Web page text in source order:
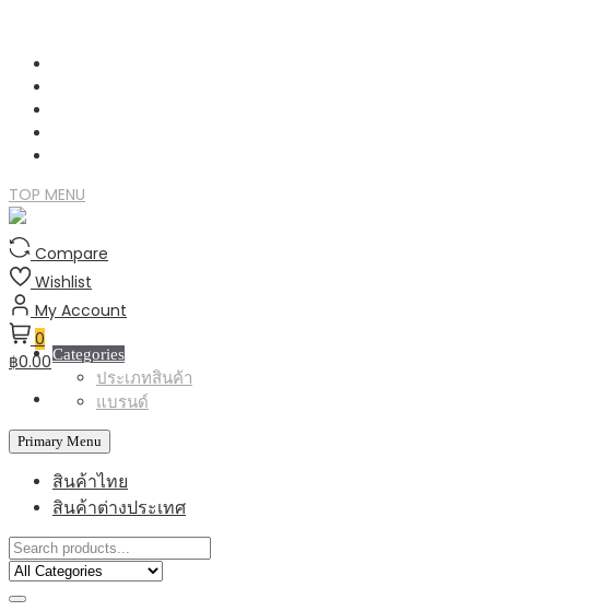
Skip
content
TOP MENU
Compare
Wishlist
My Account
0
฿0.00Categories
ประเภทสินค้า
แบรนด์
Primary Menu
สินค้าไทย
สินค้าต่างประเทศ